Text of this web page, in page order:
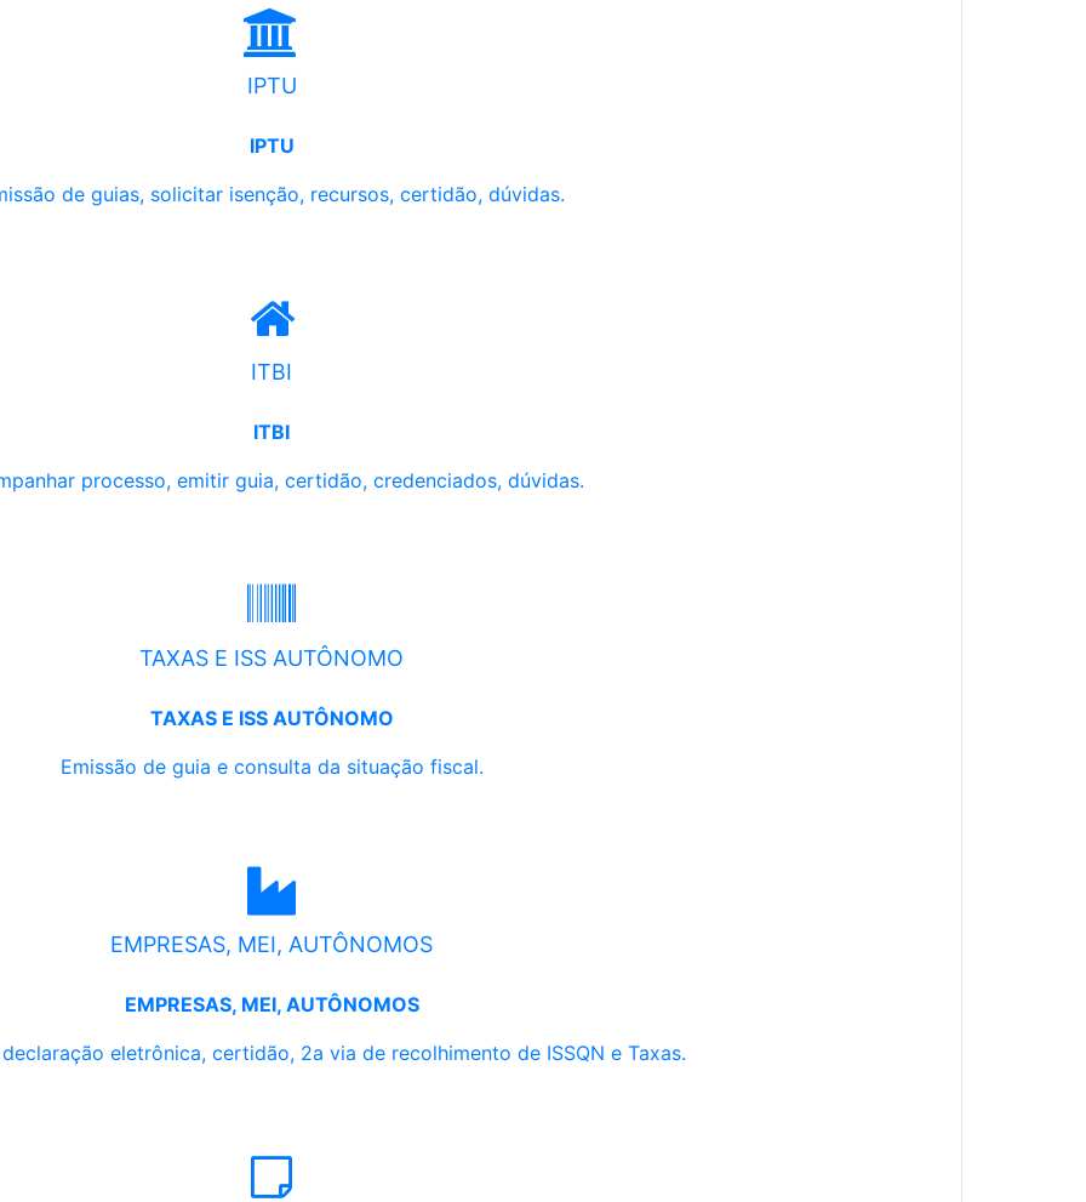
IPTU
IPTU
de guias, solicitar isenção, recursos, certidão, dúvidas.
ITBI
ITBI
processo, emitir guia, certidão, credenciados, dúvidas.
TAXAS E ISS AUTÔNOMO
TAXAS E ISS AUTÔNOMO
Emissão de guia e consulta da situação fiscal.
EMPRESAS, MEI, AUTÔNOMOS
EMPRESAS, MEI, AUTÔNOMOS
eletrônica, certidão, 2a via de recolhimento de ISSQN e Taxas.